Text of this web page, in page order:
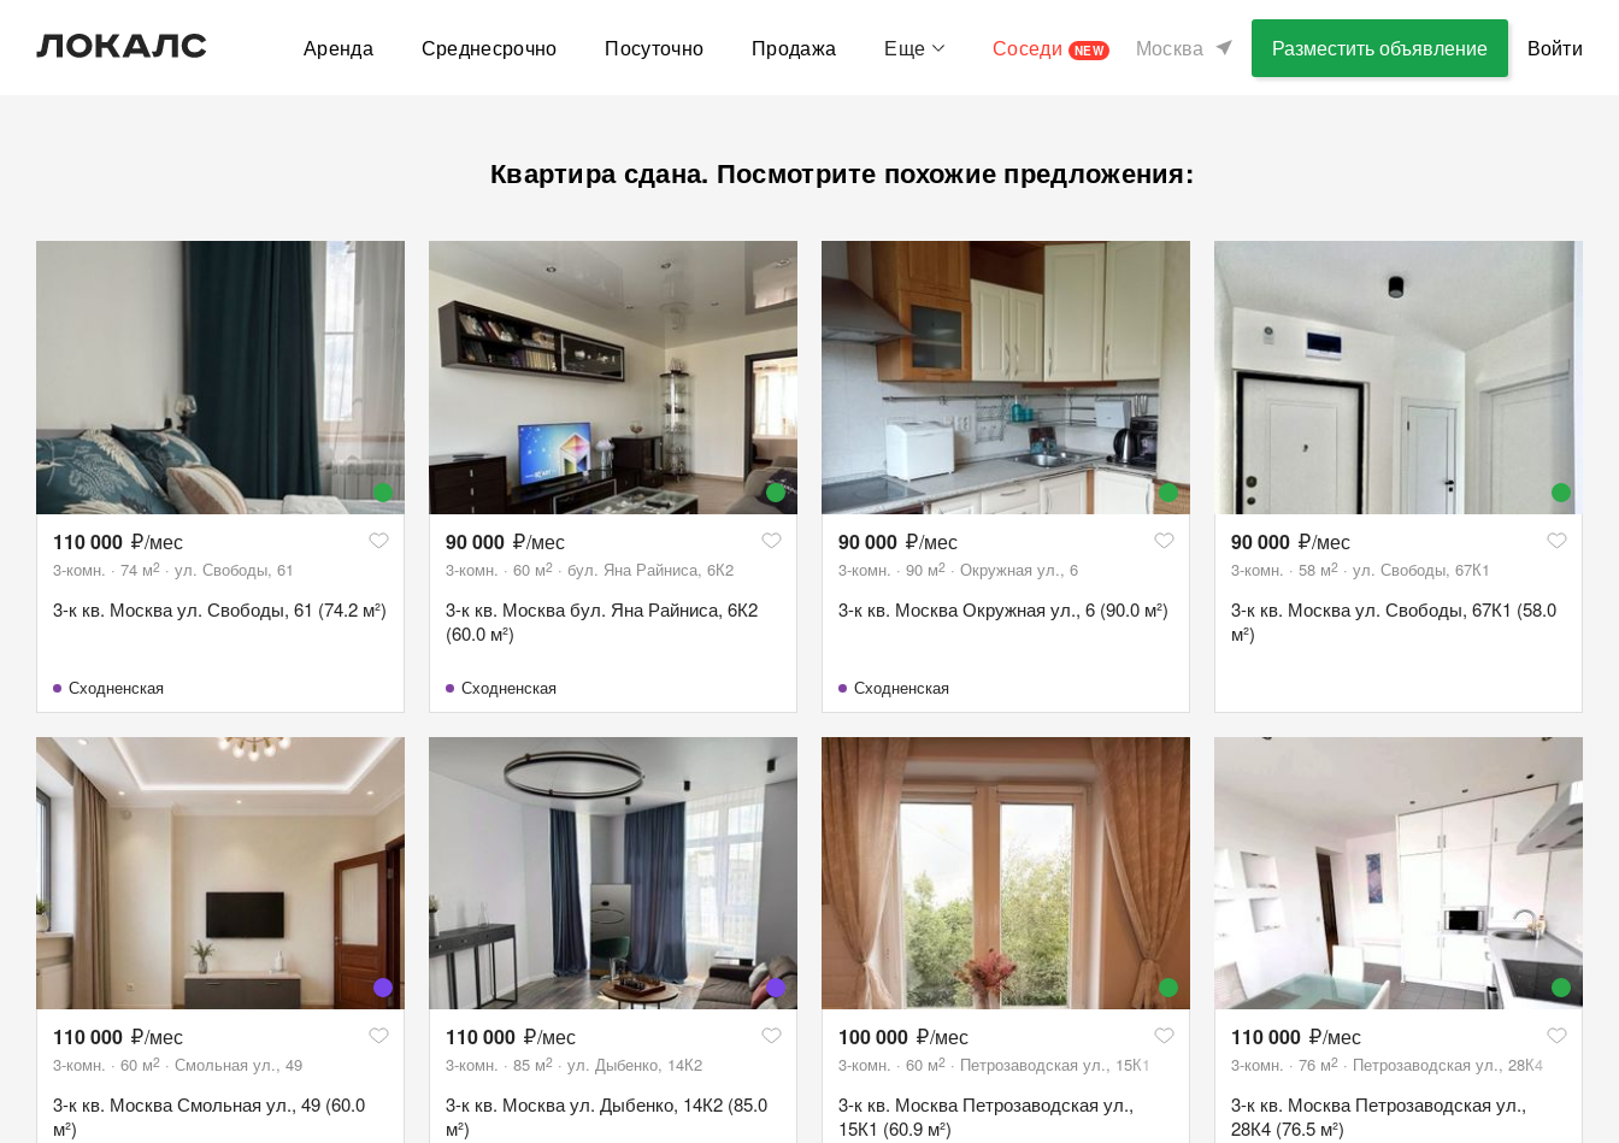
Аренда Среднесрочно Посуточно Продажа Еще Соседи NEW Москва Разместить объявление Войти
Квартира сдана. Посмотрите похожие предложения:
110 000 /мес
3-комн. 74 м2 ул. Свободы, 61
3-к кв. Москва ул. Свободы, 61 (74.2 м²)
Сходненская
90 000 /мес
3-комн. 60 м2 бул. Яна Райниса, 6К2
3-к кв. Москва бул. Яна Райниса, 6К2
(60.0 м²)
Сходненская
90 000 /мес
3-комн. 90 м2 Окружная ул., 6
3-к кв. Москва Окружная ул., 6 (90.0 м²)
Сходненская
90 000 /мес
3-комн. 58 м2 ул. Свободы, 67К1
3-к кв. Москва ул. Свободы, 67К1 (58.0
м²)
110 000 /мес
3-комн. 60 м2 Смольная ул., 49
3-к кв. Москва Смольная ул., 49 (60.0
м²)
110 000 /мес
3-комн. 85 м2 ул. Дыбенко, 14К2
3-к кв. Москва ул. Дыбенко, 14К2 (85.0
м²)
100 000 /мес
3-комн. 60 м2 Петрозаводская ул., 15К1
3-к кв. Москва Петрозаводская ул.,
15К1 (60.9 м²)
110 000 /мес
3-комн. 76 м2 Петрозаводская ул., 28К4
3-к кв. Москва Петрозаводская ул.,
28К4 (76.5 м²)